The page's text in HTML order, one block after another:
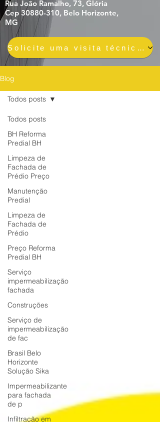
Rua João Ramalho, 73, Glória
Cep 30880-310, Belo Horizonte,
MG
Solicite uma visita técnica gratuita e sem compromisso
Blog
Todos posts
BH Reforma
Predial BH
Limpeza de
Fachada de
Prédio Preço
Manutenção
Predial
Limpeza de
Fachada de
Prédio
Preço Reforma
Predial BH
Serviço
impermeabilização
fachada
Construções
Serviço de
impermeabilização
de fac
Brasil Belo
Horizonte
Solução Sika
Impermeabilizante
para fachada
de p
Infiltração em
Todos posts